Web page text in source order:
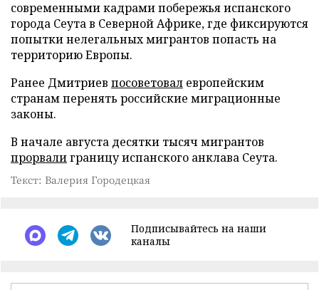
современными кадрами побережья испанского
города Сеута в Северной Африке, где фиксируются
попытки нелегальных мигрантов попасть на
территорию Европы.
Ранее Дмитриев посоветовал европейским
странам перенять российские миграционные
законы.
В начале августа десятки тысяч мигрантов
прорвалиграницу испанского анклава Сеута.
Текст: Валерия Городецкая
Подписывайтесь на наши
каналы